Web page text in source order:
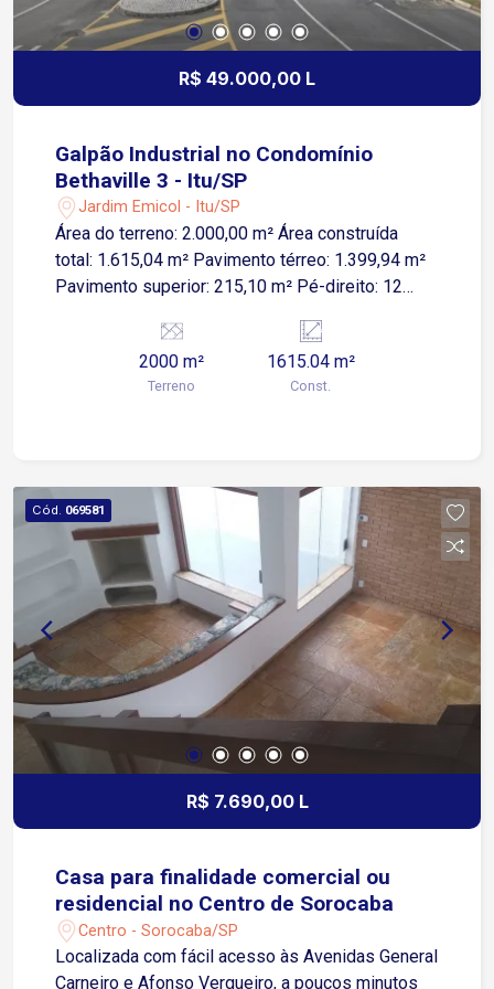
visita e conheça o espaço ideal para o
crescimento da sua empresa!
R$ 49.000,00 L
Galpão Industrial no Condomínio
Bethaville 3 - Itu/SP
Jardim Emicol - Itu/SP
Área do terreno: 2.000,00 m² Área construída
total: 1.615,04 m² Pavimento térreo: 1.399,94 m²
Pavimento superior: 215,10 m² Pé-direito: 12
artesiano Caixa reserva de água: 45.000 litros
Elevador para 4 pessoas O empreendimento
oferece uma estrutura completa para instalação e
adequado para indústrias, centros de distribuição,
logística, armazenagem, operações comerciais e
empresas que necessitam de uma estrutura
ampla e segura.
2000 m²
Terreno
1615.04 m²
Const.
Cód. 069581
R$ 7.690,00 L
Casa para finalidade comercial ou
residencial no Centro de Sorocaba
Centro - Sorocaba/SP
Localizada com fácil acesso às Avenidas General
Carneiro e Afonso Vergueiro, a poucos minutos